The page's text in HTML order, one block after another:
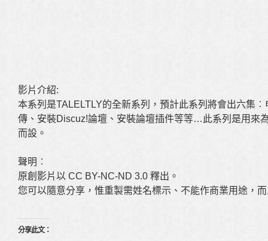
影片介紹:
本系列是TALELTLY的全新系列，預計此系列將會出六集
傳、安裝Discuz!論壇、安裝­­­論壇插件等等…此系列是用來
而設。
聲明︰
原創影片以 CC BY-NC-ND 3.0 釋出。
您可以隨意分享，惟重製需姓名標示、不能作商業用途，
分享此文：